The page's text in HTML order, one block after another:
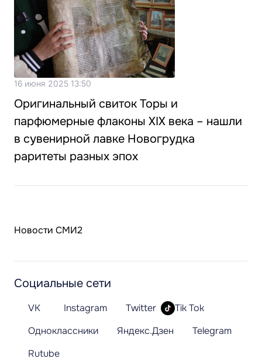
16 июня 2025 13:50
Оригинальный свиток Торы и
парфюмерные флаконы XIX века – нашли
в сувенирной лавке Новогрудка
раритеты разных эпох
Новости СМИ2
Социальные сети
VK Instagram Twitter
Tik Tok
Одноклассники
Яндекс.Дзен
Telegram
Rutube